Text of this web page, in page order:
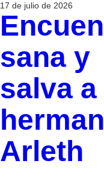
17 de julio de 2026
sana y
salva a
Arleth